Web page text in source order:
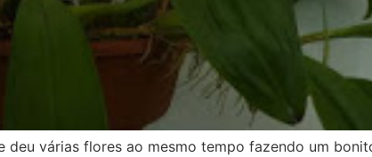
várias flores ao mesmo tempo fazendo um